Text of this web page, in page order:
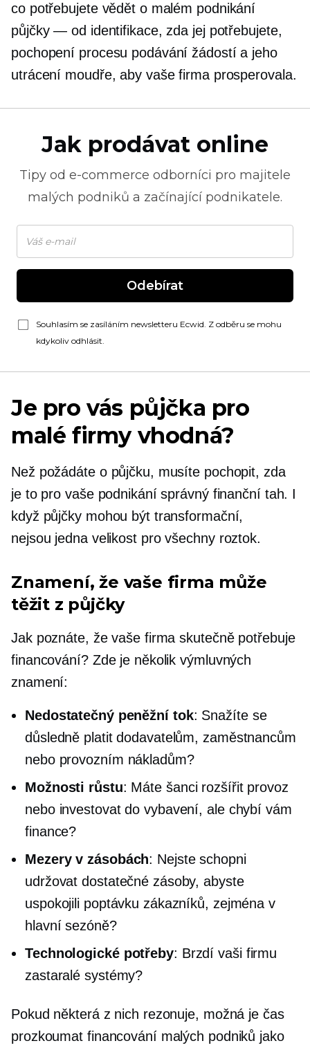
co potřebujete vědět o malém podnikání
půjčky — od identifikace, zda jej potřebujete,
pochopení procesu podávání žádostí a jeho
utrácení moudře, aby vaše firma prosperovala.
Jak prodávat online
Tipy od e-commerce odborníci pro majitele
malých podniků a začínající podnikatele.
Odebírat
Souhlasím se zasíláním newsletteru Ecwid. Z odběru se mohu
kdykoliv odhlásit.
Je pro vás půjčka pro
malé firmy vhodná?
Než požádáte o půjčku, musíte pochopit, zda
je to pro vaše podnikání správný finanční tah. I
když půjčky mohou být transformační,
nejsou jedna velikost pro všechnyroztok.
Znamení, že vaše firma může
těžit z půjčky
Jak poznáte, že vaše firma skutečně potřebuje
financování? Zde je několik výmluvných
znamení:
Nedostatečný peněžní tok: Snažíte se
důsledně platit dodavatelům, zaměstnancům
nebo provozním nákladům?
Možnosti růstu: Máte šanci rozšířit provoz
nebo investovat do vybavení, ale chybí vám
finance?
Mezery v zásobách: Nejste schopni
udržovat dostatečné zásoby, abyste
uspokojili poptávku zákazníků, zejména v
hlavní sezóně?
Technologické potřeby: Brzdí vaši firmu
zastaralé systémy?
Pokud některá z nich rezonuje, možná je čas
prozkoumat financování malých podniků jako